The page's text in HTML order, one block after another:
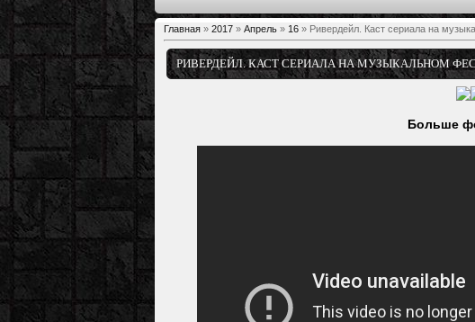
Главная » 2017 » Апрель » 16 » Ривердейл. Каст сериала на
РИВЕРДЕЙЛ. КАСТ СЕРИАЛА НА МУЗЫКАЛЬНОМ
Больше